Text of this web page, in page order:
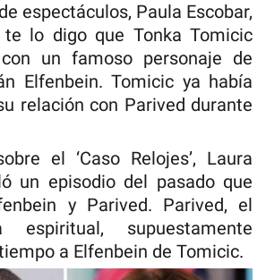
espectáculos, Paula Escobar,
lo digo que Tonka Tomicic
un famoso personaje de
Elfenbein. Tomicic ya había
relación con Parived durante
el ‘Caso Relojes’, Laura
un episodio del pasado que
y Parived. Parived, el
supuestamente
a Elfenbein de Tomicic.